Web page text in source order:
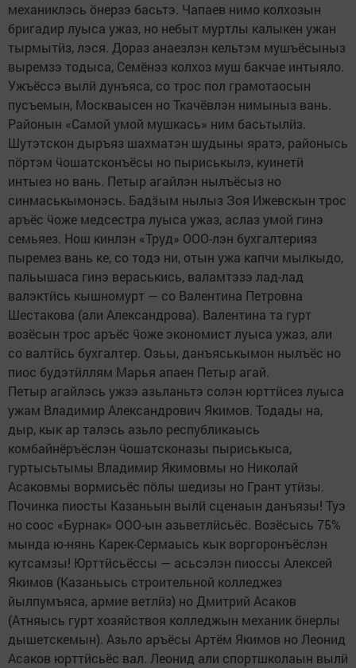
механиклэсь ӧнерзэ басьтэ. Чапаев нимо колхозын
бригадир луыса ужаз, но небыт муртлы калыкен ужан
тырмытӥз, лэся. Дораз анаезлэн кельтэм мушъёсыныз
выремзэ тодыса, Семёнэз колхоз муш бакчае интыяло.
Ужъёссэ вылӥ дунъяса, со трос пол грамотаосын
пусъемын, Москваысен но Ткачёвлэн нимыныз вань.
Районын «Самой умой мушкась» ним басьтылӥз.
Шутэтскон дыръяз шахматэн шудыны яратэ, районысь
пӧртэм ӵошатсконъёсы но пыриськылэ, куинетӥ
интыез но вань. Петыр агайлэн нылъёсыз но
синмаськымонэсь. Бадӟым нылыз Зоя Ижевскын трос
аръёс ӵоже медсестра луыса ужаз, аслаз умой гинэ
семьяез. Нош кинлэн «Труд» ООО-лэн бухгалтерияз
пыремез вань ке, со тодэ ни, отын ужа капчи мылкыдо,
пальышаса гинэ вераськись, валамтэзэ лад-лад
валэктӥсь кышномурт — со Валентина Петровна
Шестакова (али Александрова). Валентина та гурт
возёсын трос аръёс ӵоже экономист луыса ужаз, али
со валтӥсь бухгалтер. Озьы, данъяськымон нылъёс но
пиос будэтӥллям Марья апаен Петыр агай.
Петыр агайлэсь ужзэ азьланьтэ солэн юрттӥсез луыса
ужам Владимир Александрович Якимов. Тодады на,
дыр, кык ар талэсь азьло республикаысь
комбайнёръёслэн ӵошатсконазы пыриськыса,
гуртысьтымы Владимир Якимовмы но Николай
Асаковмы вормисьёс пӧлы шедизы но Грант утӥзы.
Починка пиосты Казаньын вылӥ сценаын данъязы! Туэ
но соос «Бурнак» ООО-ын азьветлӥсьёс. Возёсысь 75%
мында ю-нянь Карек-Сермаысь кык воргоронъёслэн
кутсамзы! Юрттӥсьёссы — асьсэлэн пиоссы Алексей
Якимов (Казаньысь строительной колледжез
йылпумъяса, армие ветлӥз) но Дмитрий Асаков
(Атняысь гурт хозяйствоя колледжын механик ӧнерлы
дышетскемын). Азьло аръёсы Артём Якимов но Леонид
Асаков юрттӥсьёс вал. Леонид али спортшколаын вылӥ